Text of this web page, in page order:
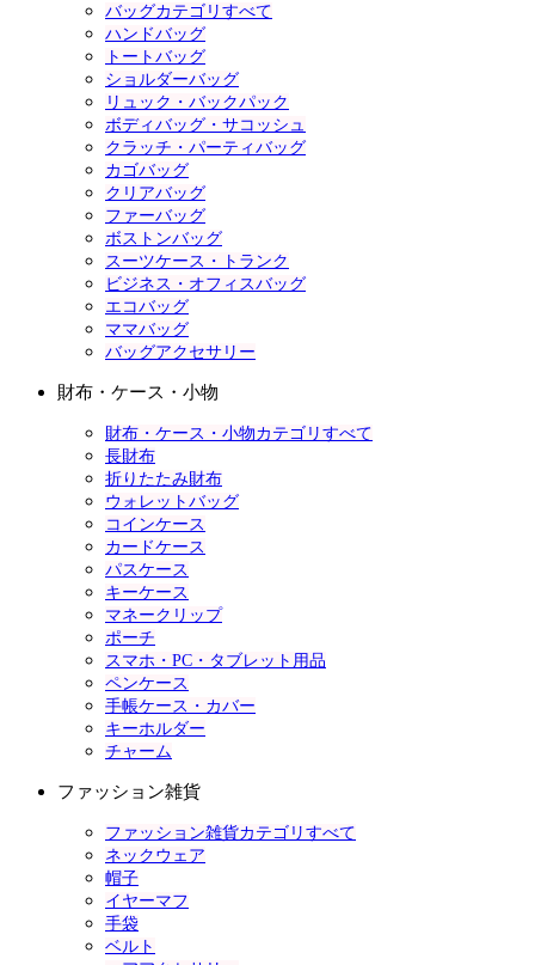
バッグカテゴリすべて
ハンドバッグ
トートバッグ
ショルダーバッグ
リュック・バックパック
ボディバッグ・サコッシュ
クラッチ・パーティバッグ
カゴバッグ
クリアバッグ
ファーバッグ
ボストンバッグ
スーツケース・トランク
ビジネス・オフィスバッグ
エコバッグ
ママバッグ
バッグアクセサリー
財布・ケース・小物
財布・ケース・小物カテゴリすべて
長財布
折りたたみ財布
ウォレットバッグ
コインケース
カードケース
パスケース
キーケース
マネークリップ
ポーチ
スマホ・PC・タブレット用品
ペンケース
手帳ケース・カバー
キーホルダー
チャーム
ファッション雑貨
ファッション雑貨カテゴリすべて
ネックウェア
帽子
イヤーマフ
手袋
ベルト